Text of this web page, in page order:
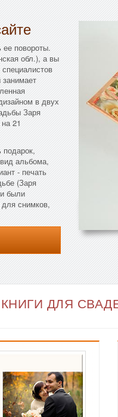
повороты.
обл.), а вы
в двух
Заря
21
подарок,
альбома,
- печать
(Заря
были
снимков,
ДЛЯ